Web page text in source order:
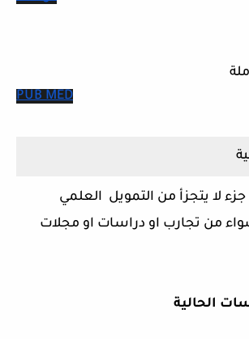
PUB MED
لا يتجزأ من التمويل العلمي
من تجارب او دراسات او مجلات
الحالية